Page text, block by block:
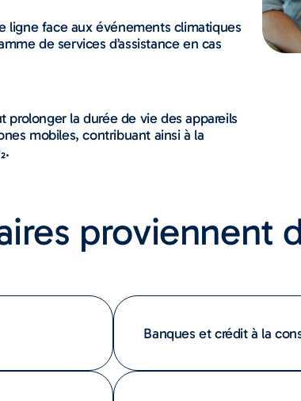
ligne face aux événements climatiques
de services d’assistance en cas
prolonger la durée de vie des appareils
mobiles, contribuant ainsi à la
proviennent
Banques et crédit à la